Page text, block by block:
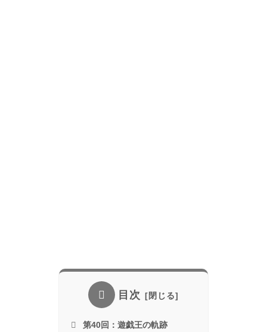
目次
第40回：遊戯王の軌跡